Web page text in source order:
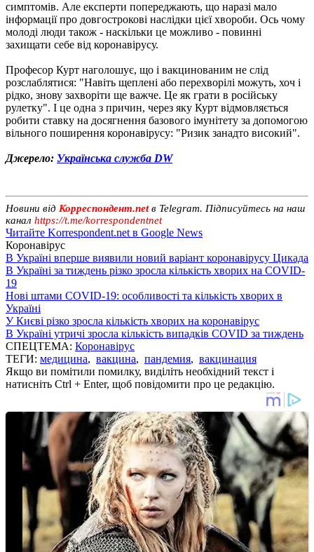
симптомів. Але експерти попереджають, що наразі мало
інформації про довгострокові наслідки цієї хвороби. Ось чому
молоді люди також - наскільки це можливо - повинні
захищати себе від коронавірусу.
Професор Курт наголошує, що і вакцинованим не слід
розслаблятися: "Навіть щеплені або перехворілі можуть, хоч і
рідко, знову захворіти ще важче. Це як грати в російську
рулетку". І це одна з причин, через яку Курт відмовляється
робити ставку на досягнення базового імунітету за допомогою
вільного поширення коронавірусу: "Ризик занадто високий".
Джерело: Українська служба DW
Новини від Корреспондент.netв Telegram. Підписуйтесь на наш
канал https://t.me/korrespondentnet
Читайте Korrespondent.net в Google News
Коронавірус
В Україні вперше виявили новий варіант коронавірусу Цикада
В Україні за тиждень різко зросла кількість хворих на COVID-
19
Нові штами COVID-19: особливості та кількість хворих в
Україні
У Києві різко зросла кількість хворих на коронавірус
В Україні утричі зросла кількість випадків COVID за тиждень
СПЕЦТЕМА: Коронавірус
ТЕГИ: медицина, вакцина, пандемия, вакцинация
Якщо ви помітили помилку, виділіть необхідний текст і
натисніть Ctrl + Enter, щоб повідомити про це редакцію.